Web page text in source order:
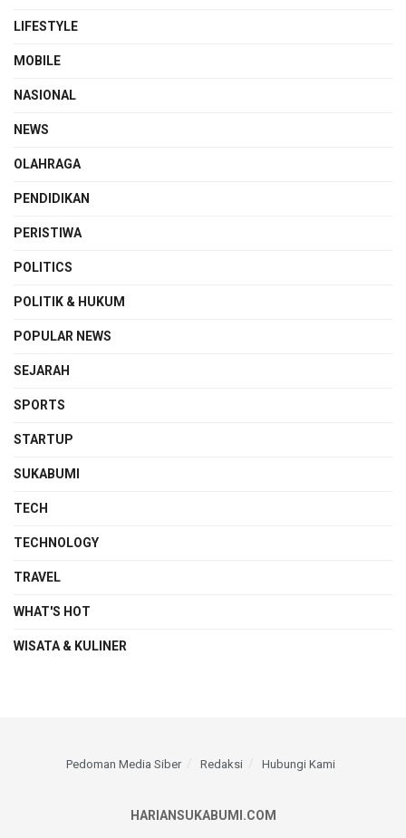
LIFESTYLE
MOBILE
NASIONAL
NEWS
OLAHRAGA
PENDIDIKAN
PERISTIWA
POLITICS
POLITIK & HUKUM
POPULAR NEWS
SEJARAH
SPORTS
STARTUP
SUKABUMI
TECH
TECHNOLOGY
TRAVEL
WHAT'S HOT
WISATA & KULINER
Pedoman Media Siber Redaksi Hubungi Kami
HARIANSUKABUMI.COM